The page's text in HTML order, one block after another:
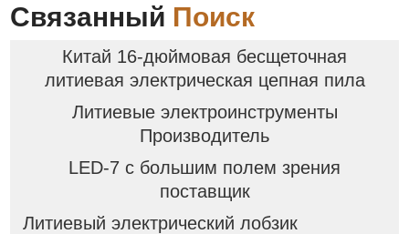
Связанный Поиск
Китай 16-дюймовая бесщеточная
литиевая электрическая цепная пила
Литиевые электроинструменты
Производитель
LED-7 с большим полем зрения
поставщик
Литиевый электрический лобзик